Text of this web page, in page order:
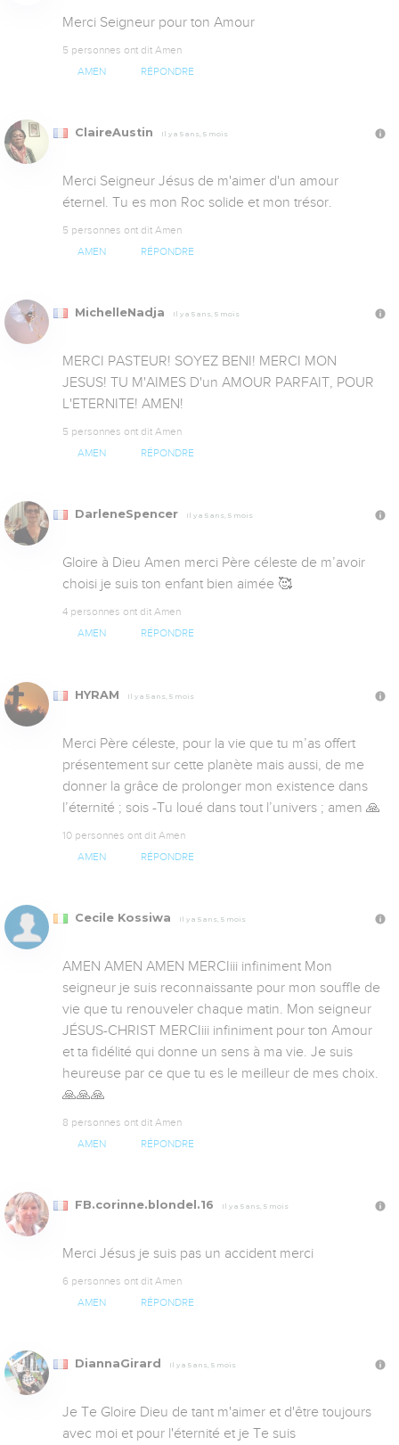
Merci Seigneur pour ton Amour
5 personnes ont dit Amen
AMEN RÉPONDRE
ClaireAustin Il y a 5 ans, 5 mois
Merci Seigneur Jésus de m'aimer d'un amour
éternel. Tu es mon Roc solide et mon trésor.
5 personnes ont dit Amen
AMEN RÉPONDRE
MichelleNadja Il y a 5 ans, 5 mois
MERCI PASTEUR! SOYEZ BENI! MERCI MON
JESUS! TU M'AIMES D'un AMOUR PARFAIT, POUR
L'ETERNITE! AMEN!
5 personnes ont dit Amen
AMEN RÉPONDRE
DarleneSpencer Il y a 5 ans, 5 mois
Gloire à Dieu Amen merci Père céleste de m’avoir
choisi je suis ton enfant bien aimée 🥰
4 personnes ont dit Amen
AMEN RÉPONDRE
HYRAM Il y a 5 ans, 5 mois
Merci Père céleste, pour la vie que tu m’as offert
présentement sur cette planète mais aussi, de me
donner la grâce de prolonger mon existence dans
l’éternité ; sois -Tu loué dans tout l’univers ; amen 🙏
10 personnes ont dit Amen
AMEN RÉPONDRE
Cecile Kossiwa Il y a 5 ans, 5 mois
AMEN AMEN AMEN MERCIiii infiniment Mon
seigneur je suis reconnaissante pour mon souffle de
vie que tu renouveler chaque matin. Mon seigneur
JÉSUS-CHRIST MERCIiii infiniment pour ton Amour
et ta fidélité qui donne un sens à ma vie. Je suis
heureuse par ce que tu es le meilleur de mes choix.
🙏🙏🙏
8 personnes ont dit Amen
AMEN RÉPONDRE
FB.corinne.blondel.16 Il y a 5 ans, 5 mois
Merci Jésus je suis pas un accident merci
6 personnes ont dit Amen
AMEN RÉPONDRE
DiannaGirard Il y a 5 ans, 5 mois
Je Te Gloire Dieu de tant m'aimer et d'être toujours
avec moi et pour l'éternité et je Te suis